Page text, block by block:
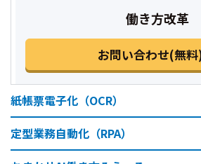
働き方改革
お問い合わせ(無
紙帳票電子化（OCR）
定型業務自動化（RPA）